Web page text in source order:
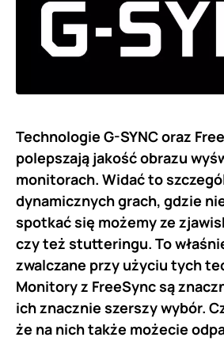
Technologie G-SYNC oraz
polepszają jakość obrazu
monitorach. Widać to
dynamicznych grach, gdzie
spotkać się możemy ze
czy też stutteringu. To
zwalczane przy użyciu tych
Monitory z FreeSync są
ich znacznie szerszy wybór.
że na nich także możecie